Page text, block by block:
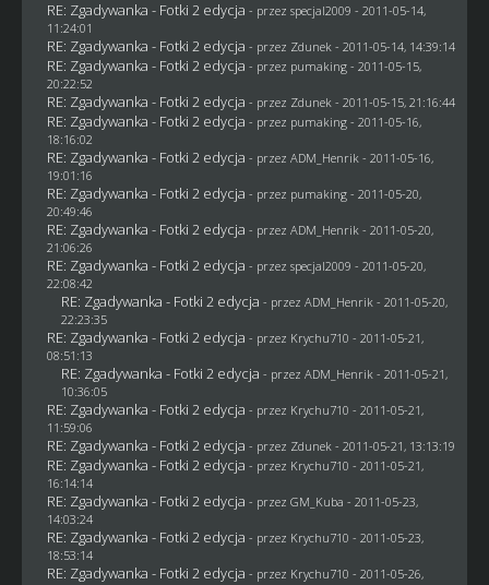
RE: Zgadywanka - Fotki 2 edycja - przez specjal2009 - 2011-05-14,
11:24:01
RE: Zgadywanka - Fotki 2 edycja - przez Zdunek - 2011-05-14, 14:39:14
RE: Zgadywanka - Fotki 2 edycja - przez pumaking- 2011-05-15,
20:22:52
RE: Zgadywanka - Fotki 2 edycja - przez Zdunek - 2011-05-15, 21:16:44
RE: Zgadywanka - Fotki 2 edycja - przez pumaking- 2011-05-16,
18:16:02
RE: Zgadywanka - Fotki 2 edycja - przez ADM_Henrik - 2011-05-16,
19:01:16
RE: Zgadywanka - Fotki 2 edycja - przez pumaking- 2011-05-20,
20:49:46
RE: Zgadywanka - Fotki 2 edycja - przez ADM_Henrik - 2011-05-20,
21:06:26
RE: Zgadywanka - Fotki 2 edycja - przez specjal2009 - 2011-05-20,
22:08:42
RE: Zgadywanka - Fotki 2 edycja - przez ADM_Henrik - 2011-05-20,
22:23:35
RE: Zgadywanka - Fotki 2 edycja - przez Krychu710 - 2011-05-21,
08:51:13
RE: Zgadywanka - Fotki 2 edycja - przez ADM_Henrik - 2011-05-21,
10:36:05
RE: Zgadywanka - Fotki 2 edycja - przez Krychu710 - 2011-05-21,
11:59:06
RE: Zgadywanka - Fotki 2 edycja - przez Zdunek - 2011-05-21, 13:13:19
RE: Zgadywanka - Fotki 2 edycja - przez Krychu710 - 2011-05-21,
16:14:14
RE: Zgadywanka - Fotki 2 edycja - przez GM_Kuba - 2011-05-23,
14:03:24
RE: Zgadywanka - Fotki 2 edycja - przez Krychu710 - 2011-05-23,
18:53:14
RE: Zgadywanka - Fotki 2 edycja - przez Krychu710 - 2011-05-26,